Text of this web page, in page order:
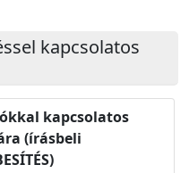
kapcsolatos
kapcsolatos
(írásbeli